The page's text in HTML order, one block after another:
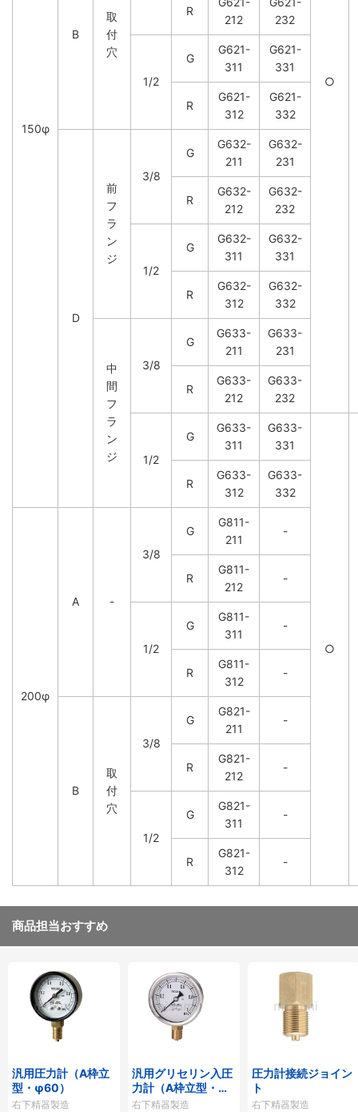
150φ
○
B
取
付
穴
R
212
232
1/2
G
G621-
311
G621-
331
R
G621-
312
G621-
332
D
前
フ
ラ
ン
ジ
3/8
G
G632-
211
G632-
231
R
G632-
212
G632-
232
1/2
G
G632-
311
G632-
331
R
G632-
312
G632-
332
中
間
フ
ラ
ン
ジ
3/8
G
G633-
211
G633-
231
R
G633-
212
G633-
232
1/2
G
G633-
311
G633-
331
○
R
G633-
312
G633-
332
200φ
A -
3/8
G
G811-
211
-
R
G811-
212
-
1/2
G
G811-
311
-
R
G811-
312
-
B
取
付
穴
3/8
G
G821-
211
-
R
G821-
212
-
1/2
G
G821-
311
-
R
G821-
312
-
商品担当おすすめ
汎用圧力計（A枠立
型・φ60）
右下精器製造
汎用グリセリン入圧
力計（A枠立型・φ6
0）
右下精器製造
圧力計接続ジョイン
ト
右下精器製造